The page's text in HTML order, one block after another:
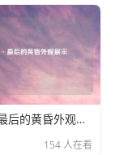
血之挽歌·最后的黄昏外观展示
154 人在看